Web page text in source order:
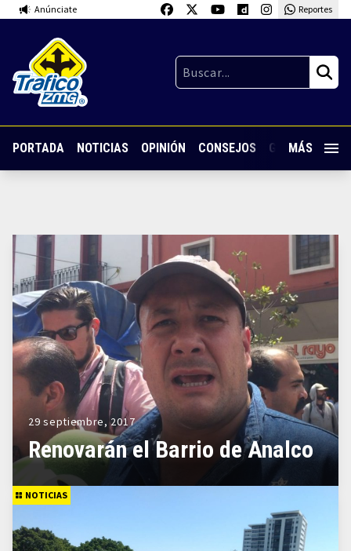
Anúnciate Reportes
PORTADA NOTICIAS OPINIÓN CONSEJOS GUARDIA
MÁS
29 septiembre, 2017
Renovarán el Barrio de Analco
NOTICIAS